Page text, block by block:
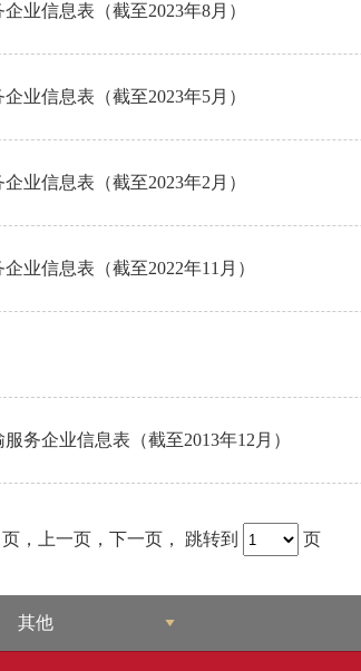
业信息表（截至2023年8月）
业信息表（截至2023年5月）
业信息表（截至2023年2月）
业信息表（截至2022年11月）
务企业信息表（截至2013年12月）
， 上一页 ， 下一页 ， 跳转到 页
其他